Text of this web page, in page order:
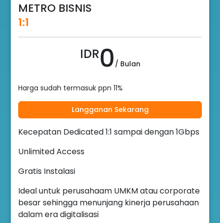
METRO BISNIS
1:1
IDR0 / Bulan
Harga sudah termasuk ppn 11%
Langganan Sekarang
Kecepatan Dedicated 1:1 sampai dengan 1Gbps
Unlimited Access
Gratis Instalasi
Ideal untuk perusahaam UMKM atau corporate
besar sehingga menunjang kinerja perusahaan
dalam era digitalisasi